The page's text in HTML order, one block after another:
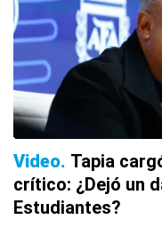
Video Tapia
crítico: ¿Dejó un
Estudiantes?